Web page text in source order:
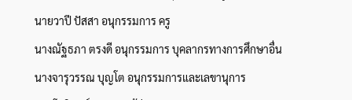
นายวาปี ปัสสา อนุกรรมการ ครู
นางณัฐธภา ตรงดี อนุกรรมการ บุคลากรทางการศึกษาอื่น
นางจารุวรรณ บุญโต อนุกรรมการและเลขานุการ